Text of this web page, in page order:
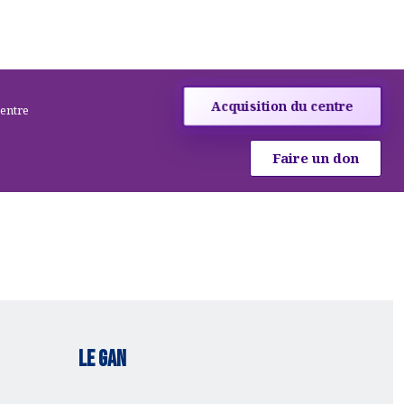
Acquisition du centre
Faire un don
Le gan